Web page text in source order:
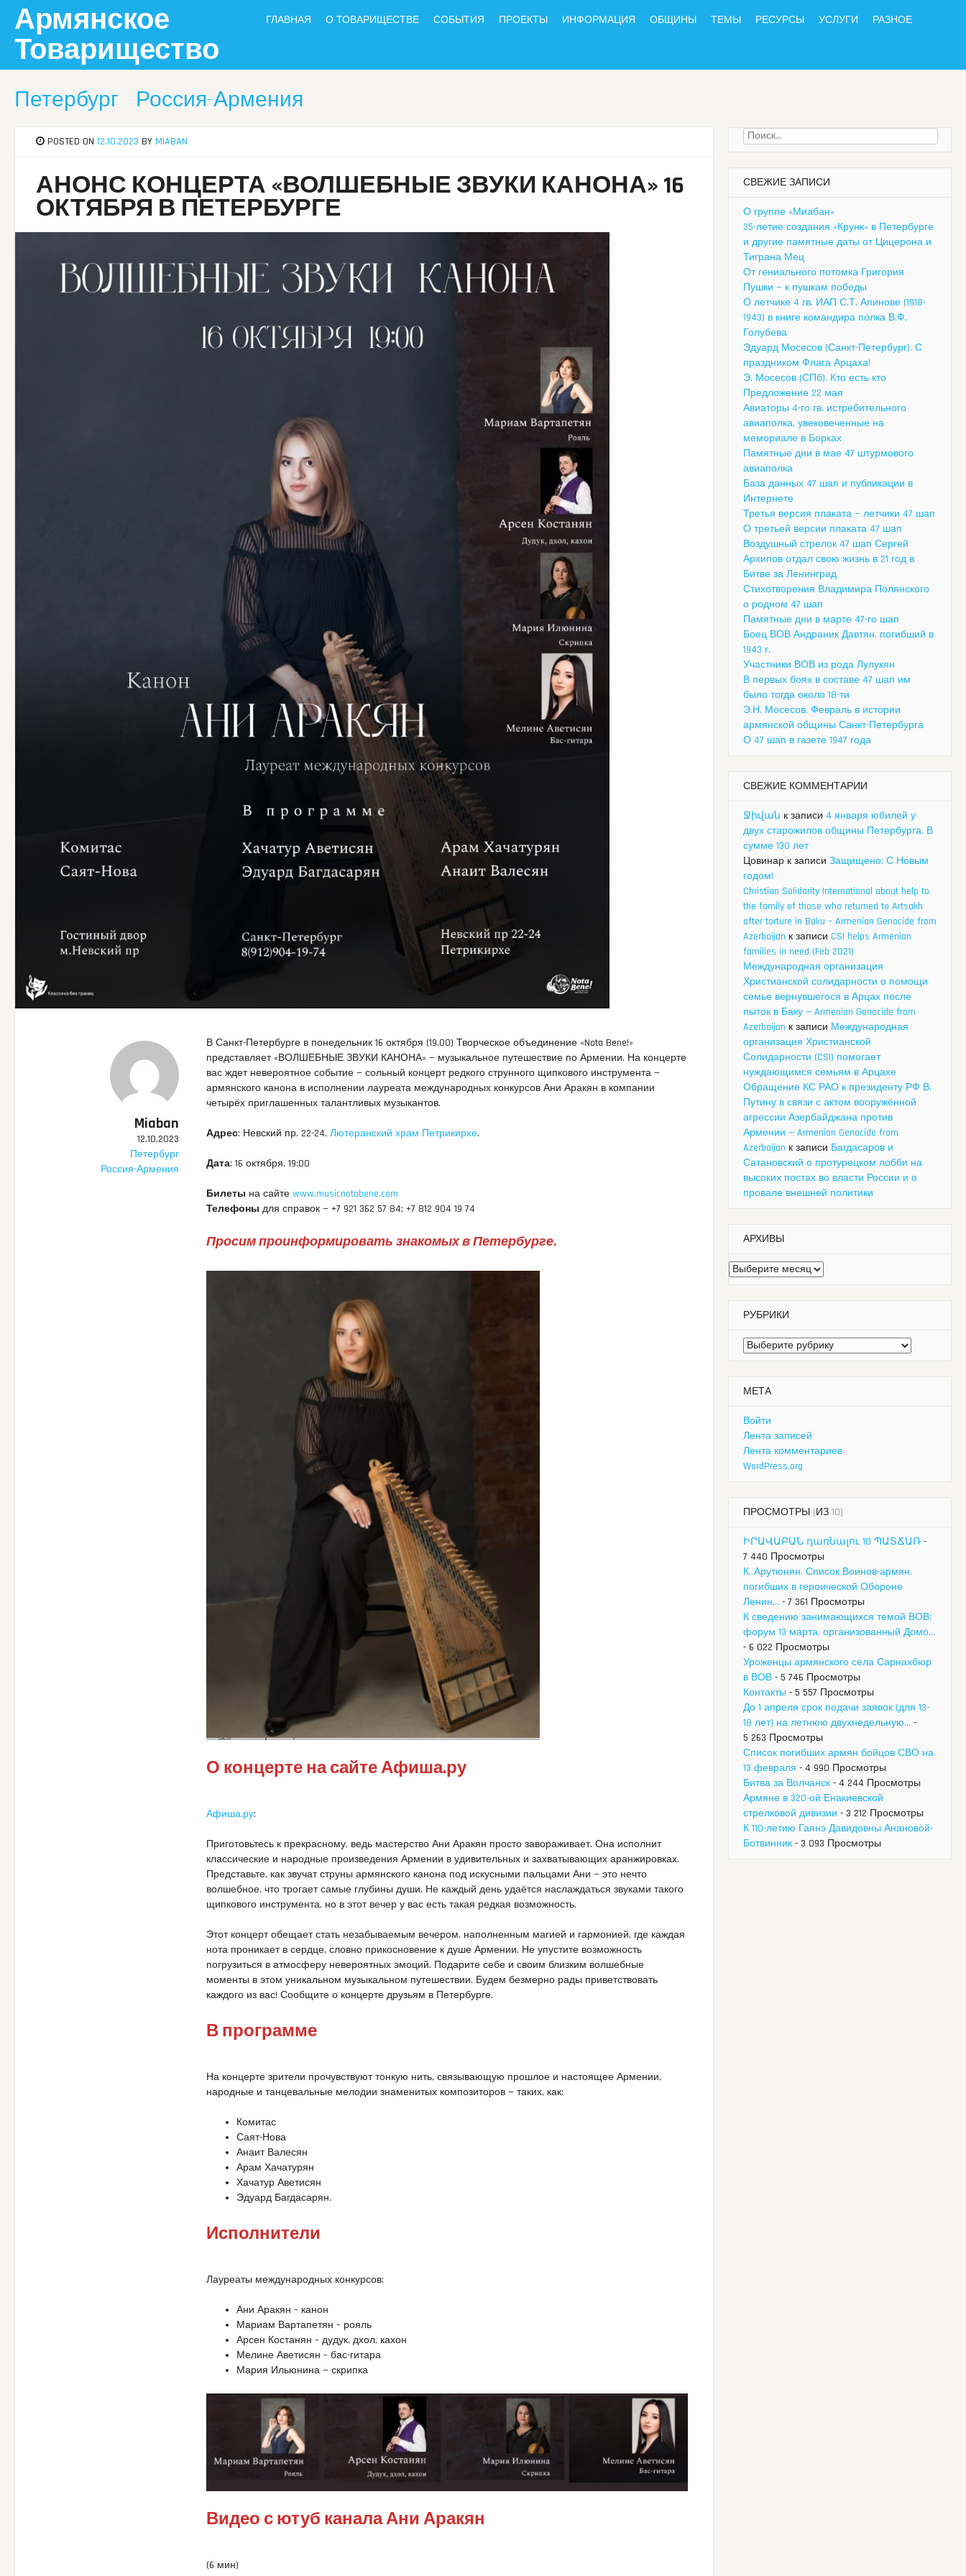
content
Армянское
Товарищество
ГЛАВНАЯ О ТОВАРИЩЕСТВЕ СОБЫТИЯ ПРОЕКТЫ ИНФОРМАЦИЯ ОБЩИНЫ ТЕМЫ РЕСУРСЫ УСЛУГИ РАЗНОЕ
Петербург Россия-Армения
POSTED ON12.10.2023 BY MIABAN
АНОНС КОНЦЕРТА «ВОЛШЕБНЫЕ ЗВУКИ КАНОНА» 16
ОКТЯБРЯ В ПЕТЕРБУРГЕ
Miaban
12.10.2023
Петербург
Россия-Армения
В Санкт-Петербурге в понедельник 16 октября (19.00) Творческое объединение «Nota Bene!»
представляет «ВОЛШЕБНЫЕ ЗВУКИ КАНОНА» — музыкальное путешествие по Армении. На концерте
вас ждет невероятное событие — сольный концерт редкого струнного щипкового инструмента —
армянского канона в исполнении лауреата международных конкурсов Ани Аракян в компании
четырёх приглашенных талантливых музыкантов.
Адрес: Невский пр. 22-24,Лютеранский храм Петрикирхе.
Дата: 16 октября, 19:00
Билеты на сайтеwww.musicnotabene.com
Телефоны для справок — +7 921 362 57 84; +7 812 904 19 74
Просим проинформировать знакомых в Петербурге.
О концерте на сайте Афиша.ру
Афиша.ру:
Приготовьтесь к прекрасному, ведь мастерство Ани Аракян просто завораживает. Она исполнит
классические и народные произведения Армении в удивительных и захватывающих аранжировках.
Представьте, как звучат струны армянского канона под искусными пальцами Ани — это нечто
волшебное, что трогает самые глубины души. Не каждый день удаётся наслаждаться звуками такого
щипкового инструмента, но в этот вечер у вас есть такая редкая возможность.
Этот концерт обещает стать незабываемым вечером, наполненным магией и гармонией, где каждая
нота проникает в сердце, словно прикосновение к душе Армении. Не упустите возможность
погрузиться в атмосферу невероятных эмоций. Подарите себе и своим близким волшебные
моменты в этом уникальном музыкальном путешествии. Будем безмерно рады приветствовать
каждого из вас! Сообщите о концерте друзьям в Петербурге.
В программе
На концерте зрители прочувствуют тонкую нить, связывающую прошлое и настоящее Армении,
народные и танцевальные мелодии знаменитых композиторов — таких, как:
Комитас
Саят-Нова
Анаит Валесян
Арам Хачатурян
Хачатур Аветисян
Эдуард Багдасарян.
Исполнители
Лауреаты международных конкурсов:
Ани Аракян – канон
Мариам Вартапетян – рояль
Арсен Костанян – дудук, дхол, кахон
Мелине Аветисян – бас-гитара
Мария Ильюнина — скрипка
Видео с ютуб канала Ани Аракян
(6 мин)
Найти:
СВЕЖИЕ ЗАПИСИ
О группе «Миабан»
35-летие создания «Крунк» в Петербурге
и другие памятные даты от Цицерона и
Тиграна Мец
От гениального потомка Григория
Пушки — к пушкам победы
О летчике 4 гв. ИАП С.Т. Апинове (1918-
1943) в книге командира полка В.Ф.
Голубева
Эдуард Мосесов (Санкт-Петербург). С
праздником Флага Арцаха!
Э. Мосесов (СПб). Кто есть кто
Предложение 22 мая
Авиаторы 4-го гв. истребительного
авиаполка, увековеченные на
мемориале в Борках
Памятные дни в мае 47 штурмового
авиаполка
База данных 47 шап и публикации в
Интернете
Третья версия плаката — летчики 47 шап
О третьей версии плаката 47 шап
Воздушный стрелок 47 шап Сергей
Архипов отдал свою жизнь в 21 год в
Битве за Ленинград
Стихотворения Владимира Полянского
о родном 47 шап
Памятные дни в марте 47-го шап
Боец ВОВ Андраник Давтян, погибший в
1943 г.
Участники ВОВ из рода Лулукян
В первых боях в составе 47 шап им
было тогда около 18-ти
Э.Н. Мосесов. Февраль в истории
армянской общины Санкт-Петербурга
О 47 шап в газете 1947 года
СВЕЖИЕ КОММЕНТАРИИ
Ջիվան к записи 4 января юбилей у
двух старожилов общины Петербурга. В
сумме 130 лет
Цовинар к записи Защищено: С Новым
годом!
Christian Solidarity International about help to
the family of those who returned to Artsakh
after torture in Baku – Armenian Genocide from
Azerbaijan к записи CSI helps Armenian
families in need (Feb 2021)
Международная организация
Христианской солидарности о помощи
семье вернувшегося в Арцах после
пыток в Баку — Armenian Genocide from
Azerbaijan к записи Международная
организация Христианской
Солидарности (CSI) помогает
нуждающимся семьям в Арцахе
Обращение КС РАО к президенту РФ В.
Путину в связи с актом вооружённой
агрессии Азербайджана против
Армении — Armenian Genocide from
Azerbaijan к записи Багдасаров и
Сатановский о протурецком лобби на
высоких постах во власти России и о
провале внешней политики
АРХИВЫ
Архивы
РУБРИКИ
Рубрики
МЕТА
Войти
Лента записей
Лента комментариев
WordPress.org
ПРОСМОТРЫ (ИЗ 10)
ԻՐԱՎԱԲԱՆ դառնալու 10 ՊԱՏՃԱՌ -
7 440 Просмотры
К. Арутюнян. Список Воинов-армян,
погибших в героической Обороне
Ленин... - 7 361 Просмотры
К сведению занимающихся темой ВОВ:
форум 13 марта, организованный Домо...
- 6 022 Просмотры
Уроженцы армянского села Сарнахбюр
в ВОВ - 5 746 Просмотры
Контакты - 5 557 Просмотры
До 1 апреля срок подачи заявок (для 13-
18 лет) на летнюю двухнедельную... -
5 263 Просмотры
Список погибших армян бойцов СВО на
13 февраля - 4 990 Просмотры
Битва за Волчанск - 4 244 Просмотры
Армяне в 320-ой Енакиевской
стрелковой дивизии - 3 212 Просмотры
К 110-летию Гаянэ Давидовны Анановой-
Ботвинник - 3 093 Просмотры